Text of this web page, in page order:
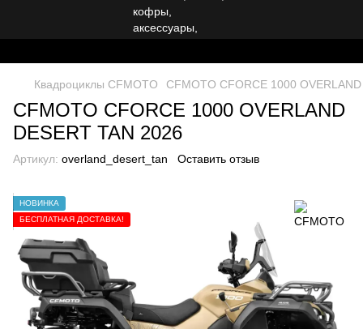
Квадроциклы CFMOTO CFMOTO CFORCE 1000
CFMOTO CFORCE 1000 OVERLAND
DESERT TAN 2026
Артикул: overland_desert_tan Оставить отзыв
НОВИНКА
БЕСПЛАТНАЯ ДОСТАВКА!